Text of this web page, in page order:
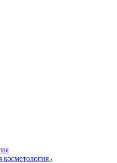
косметология